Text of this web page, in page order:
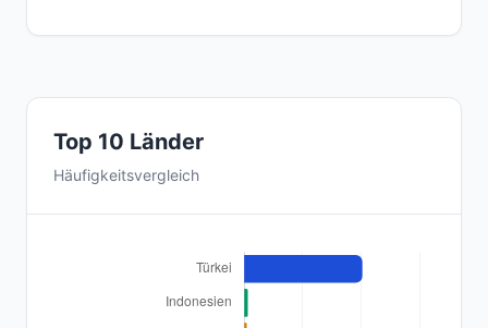
Top 10 Länder
Häufigkeitsvergleich